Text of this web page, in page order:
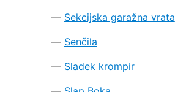
Sekcijska garažna vrata
Senčila
Sladek krompir